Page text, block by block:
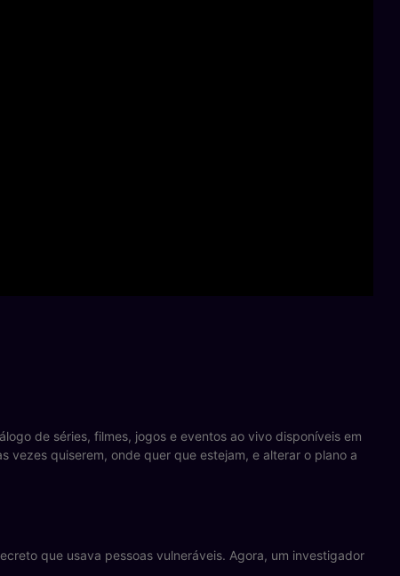
de séries, filmes, jogos e eventos ao vivo disponíveis em
vezes quiserem, onde quer que estejam, e alterar o plano a
que usava pessoas vulneráveis. Agora, um investigador